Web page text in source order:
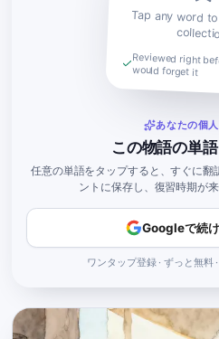
あなたの個
この物語の単
任意の単語をタップすると、すぐに翻
ントに保存し、復習時期が
Googleで続
ワンタップ登録 · ずっと無料
Tap any word
Reviewed right
would forget it